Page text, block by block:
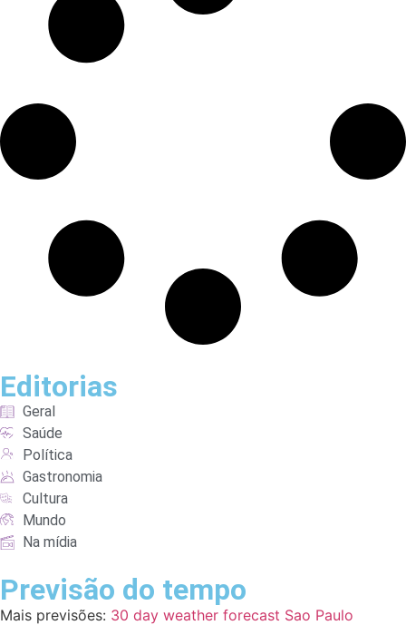
Editorias
Geral
Saúde
Política
Gastronomia
Cultura
Mundo
Na mídia
Previsão do tempo
Mais previsões: 30 day weather forecast Sao Paulo